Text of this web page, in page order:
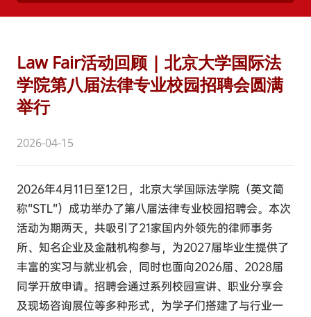
Law Fair活动回顾 | 北京大学国际法
学院第八届法律专业校园招聘会圆满
举行
2026-04-15
2026年4月11日至12日，北京大学国际法学院（英文简
称“STL”）成功举办了第八届法律专业校园招聘会。本次
活动为期两天，共吸引了21家国内外领先的律师事务
所、知名企业及金融机构参与，为2027届毕业生提供了
丰富的实习与就业机会，同时也面向2026届、2028届
同学开放申请。招聘会通过系列校园宣讲、职业分享会
及现场咨询展位等多种形式，为学子们搭建了与行业一